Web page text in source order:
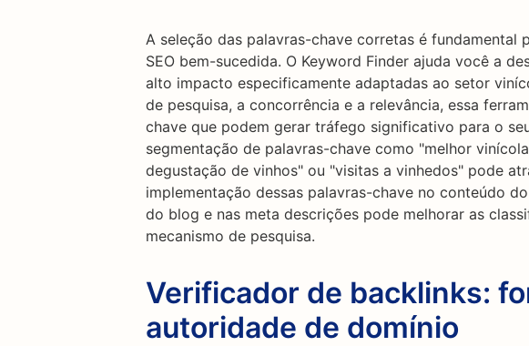
A seleção das palavras-chave corretas é fundamental
SEO bem-sucedida. O Keyword Finder ajuda você a
alto impacto especificamente adaptadas ao setor
de pesquisa, a concorrência e a relevância, essa
chave que podem gerar tráfego significativo para o
segmentação de palavras-chave como "melhor
degustação de vinhos" ou "visitas a vinhedos" pode
implementação dessas palavras-chave no conteúdo
do blog e nas meta descrições pode melhorar as
mecanismo de pesquisa.
Verificador de backlinks:
autoridade de domínio